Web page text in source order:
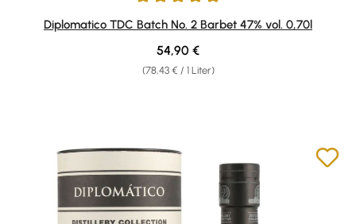
Durchschnittliche Bewertung von 5 von 5 Sternen
Diplomatico TDC Batch No. 2 Barbet 47% vol. 0,70l
(78,43 € / 1 Liter)
Regulärer Preis:
54,90 €